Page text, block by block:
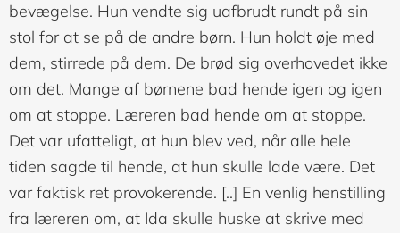
bevægelse. Hun vendte sig uafbrudt rundt på sin
stol for at se på de andre børn. Hun holdt øje med
dem, stirrede på dem. De brød sig overhovedet ikke
om det. Mange af børnene bad hende igen og igen
om at stoppe. Læreren bad hende om at stoppe.
Det var ufatteligt, at hun blev ved, når alle hele
tiden sagde til hende, at hun skulle lade være. Det
var faktisk ret provokerende. [..] En venlig henstilling
fra læreren om, at Ida skulle huske at skrive med